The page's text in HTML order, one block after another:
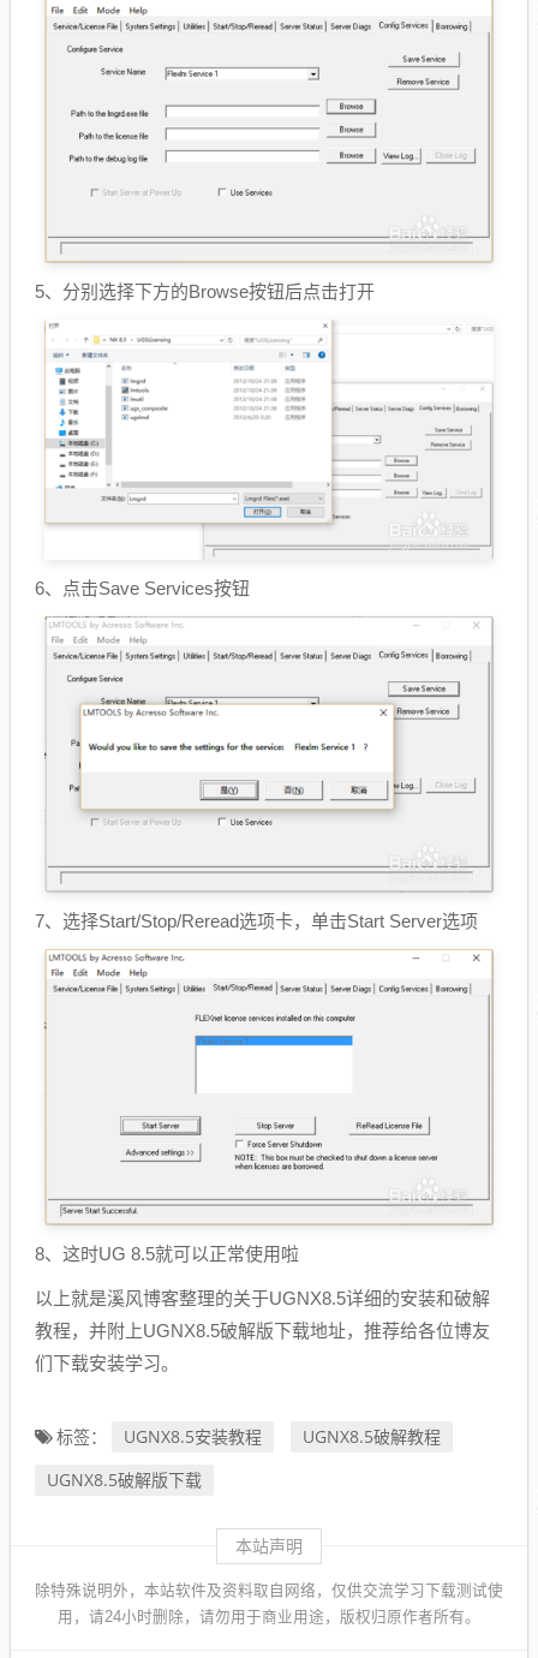
5、分别选择下方的Browse按钮后点击打开
6、点击Save Services按钮
7、选择Start/Stop/Reread选项卡，单击Start Server选项
8、这时UG 8.5就可以正常使用啦
以上就是溪风博客整理的关于UGNX8.5详细的安装和破解
教程，并附上UGNX8.5破解版下载地址，推荐给各位博友
们下载安装学习。
标签： UGNX8.5安装教程
UGNX8.5破解教程
UGNX8.5破解版下载
本站声明
除特殊说明外，本站软件及资料取自网络，仅供交流学习下载测试使
用，请24小时删除，请勿用于商业用途，版权归原作者所有。